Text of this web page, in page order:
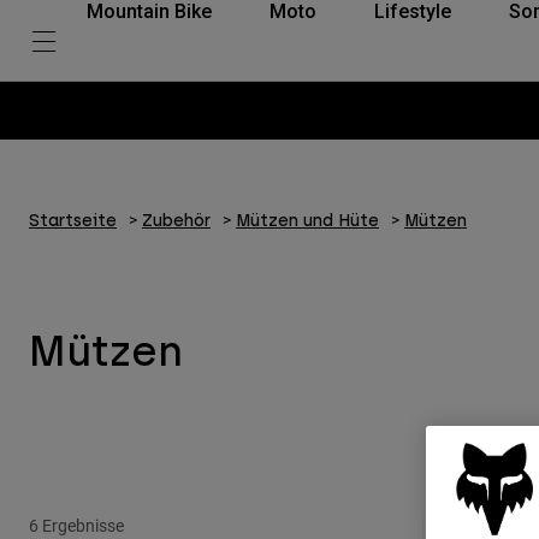
Mountain Bike Moto Lifestyle
Startseite Zubehör Mützen und Hüte Mützen
Mützen
6 Ergebnisse Neu